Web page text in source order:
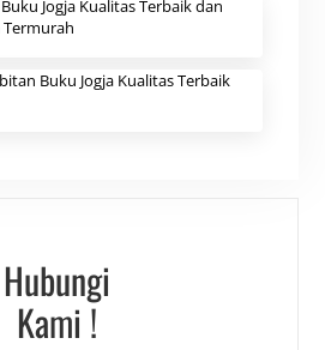
Jogja Kualitas Terbaik dan
Termurah
Buku Jogja Kualitas Terbaik
Hubungi
Kami !